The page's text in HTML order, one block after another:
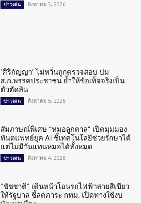
ข่าวเด่น สิงหาคม 3, 2026
‘ศิริกัญญา’ ไม่หวั่นถูกตรวจสอบ ปม
ส.ก.พรรคประชาชน ย้ำให้ข้อเท็จจริงเป็น
ตัวตัดสิน
ข่าวเด่น สิงหาคม 5, 2026
สัมภาษณ์พิเศษ “หมอลูกตาล” เปิดมุมมอง
ทันตแพทย์ยุค AI ชี้เทคโนโลยีช่วยรักษาได้
แต่ไม่มีวันแทนหมอได้ทั้งหมด
ข่าวเด่น สิงหาคม 4, 2026
“ชัชชาติ” เดินหน้าโอนรถไฟฟ้าสายสีเขียว
ให้รัฐบาล ชี้ลดภาระ กทม. เปิดทางใช้งบ